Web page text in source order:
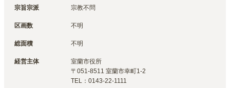
宗旨宗派 宗教不問
区画数 不明
総面積 不明
経営主体 室蘭市役所
〒 051-8511 室蘭市幸町1-2
TEL： 0143-22-1111